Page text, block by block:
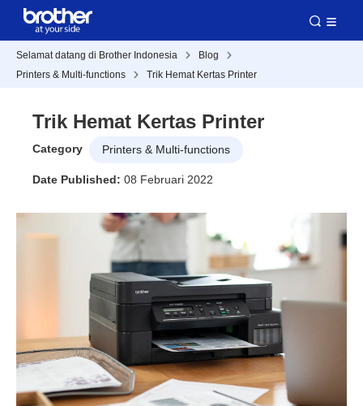
Selamat datang di Brother Indonesia
Blog
Printers & Multi-functions
Trik Hemat Kertas Printer
Trik Hemat Kertas Printer
Category Printers & Multi-functions
Date Published: 08 Februari 2022